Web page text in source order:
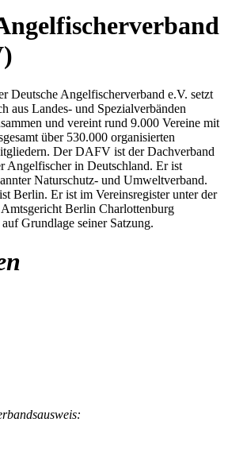
Deutsche Angelfischerverband e.V. setzt
aus Landes- und Spezialverbänden
und vereint rund 9.000 Vereine mit
über 530.000 organisierten
Der DAFV ist der Dachverband
Angelfischer in Deutschland. Er ist
Naturschutz- und Umweltverband.
Berlin. Er ist im Vereinsregister unter der
Berlin Charlottenburg
Grundlage seiner Satzung.